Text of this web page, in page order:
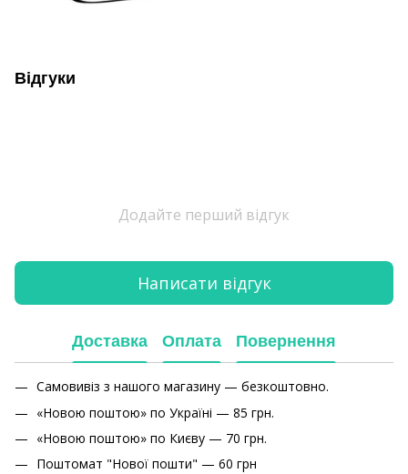
Відгуки
Додайте перший відгук
Написати відгук
Доставка Оплата Повернення
Самовивіз з нашого магазину — безкоштовно.
«Новою поштою» по Україні — 85 грн.
«Новою поштою» по Києву — 70 грн.
Поштомат "Нової пошти" — 60 грн